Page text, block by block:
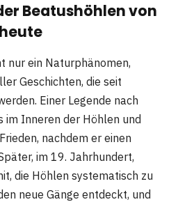
Beatushöhlen von
nur ein Naturphänomen,
Geschichten, die seit
Einer Legende nach
im Inneren der Höhlen und
nachdem er einen
im 19. Jahrhundert,
die Höhlen systematisch zu
neue Gänge entdeckt, und